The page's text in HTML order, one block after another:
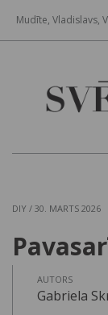
Mudīte, Vladislavs,
DIY / 30. MARTS 2026
AUTORS
Gabriela